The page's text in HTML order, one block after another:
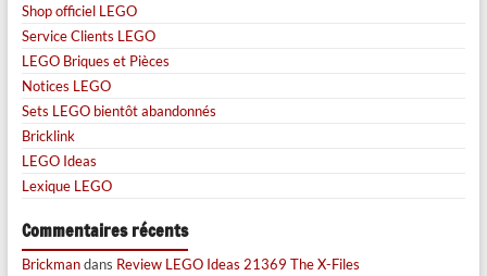
Shop officiel LEGO
Service Clients LEGO
LEGO Briques et Pièces
Notices LEGO
Sets LEGO bientôt abandonnés
Bricklink
LEGO Ideas
Lexique LEGO
Commentaires récents
Brickmandans Review LEGO Ideas 21369 The X-Files